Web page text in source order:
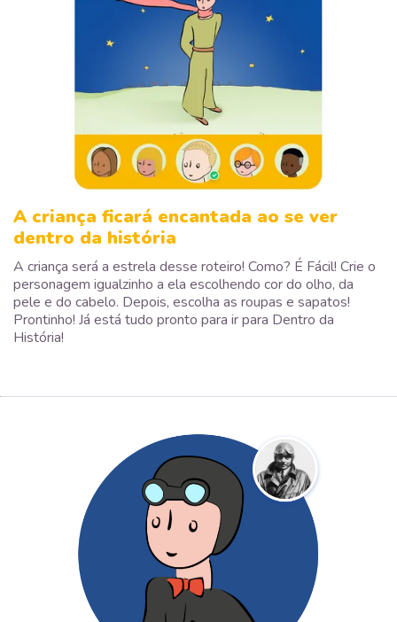
A criança ficará encantada ao se ver
dentro da história
A criança será a estrela desse roteiro! Como? É Fácil! Crie o
personagem igualzinho a ela escolhendo cor do olho, da
pele e do cabelo. Depois, escolha as roupas e sapatos!
Prontinho! Já está tudo pronto para ir para Dentro da
História!